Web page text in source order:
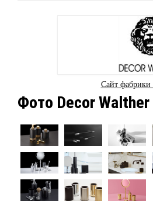
Сайт фабрики
Фото Decor Walther